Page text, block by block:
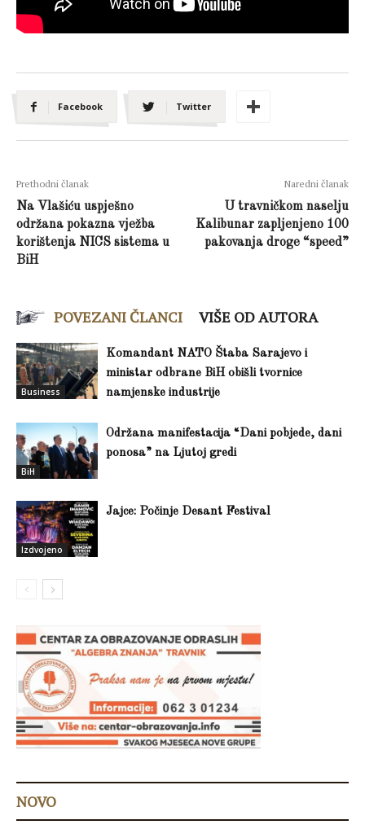
Facebook Twitter
Prethodni članak
Na Vlašiću uspješno
održana pokazna vježba
korištenja NICS sistema u
BiH
Naredni članak
U travničkom naselju
Kalibunar zapljenjeno 100
pakovanja droge “speed”
POVEZANI ČLANCI VIŠE OD AUTORA
Business
Komandant NATO Štaba Sarajevo i
ministar odbrane BiH obišli tvornice
namjenske industrije
BiH
Održana manifestacija “Dani pobjede, dani
ponosa” na Ljutoj gredi
Izdvojeno
Jajce: Počinje Desant Festival
NOVO